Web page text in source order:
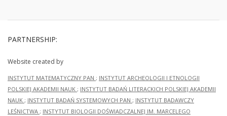
PARTNERSHIP:
Website created by
INSTYTUT MATEMATYCZNY PAN ; INSTYTUT ARCHEOLOGII I ETNOLOGII
POLSKIEJ AKADEMII NAUK ; INSTYTUT BADAŃ LITERACKICH POLSKIEJ AKADEMII
NAUK ; INSTYTUT BADAŃ SYSTEMOWYCH PAN ; INSTYTUT BADAWCZY
LEŚNICTWA ; INSTYTUT BIOLOGII DOŚWIADCZALNEJ IM. MARCELEGO